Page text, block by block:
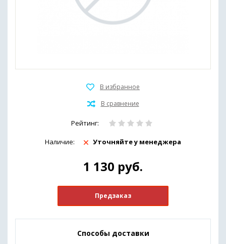
Рейтинг:
Наличие: Уточняйте у менеджера
1 130 руб.
Предзаказ
Способы доставки